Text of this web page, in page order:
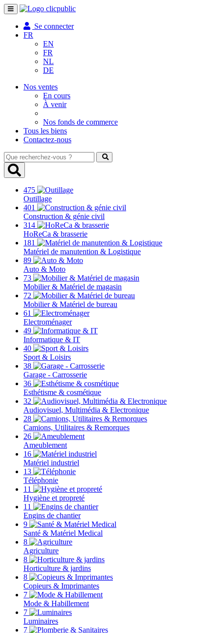
Toggle
navigation
Se connecter
FR
EN
FR
NL
DE
Nos ventes
En cours
À venir
Nos fonds de commerce
Tous les biens
Contactez-nous
Que
recherchez-
vous
475
Outillage
401
Construction & génie civil
314
HoReCa & brasserie
181
Matériel de manutention & Logistique
89
Auto & Moto
73
Mobilier & Matériel de magasin
72
Mobilier & Matériel de bureau
61
Electroménager
49
Informatique & IT
40
Sport & Loisirs
38
Garage - Carrosserie
36
Esthétisme & cosmétique
32
Audiovisuel, Multimédia & Electronique
28
Camions, Utilitaires & Remorques
26
Ameublement
16
Matériel industriel
13
Téléphonie
11
Hygiène et propreté
11
Engins de chantier
9
Santé & Matériel Medical
8
Agriculture
8
Horticulture & jardins
8
Copieurs & Imprimantes
7
Mode & Habillement
7
Luminaires
7